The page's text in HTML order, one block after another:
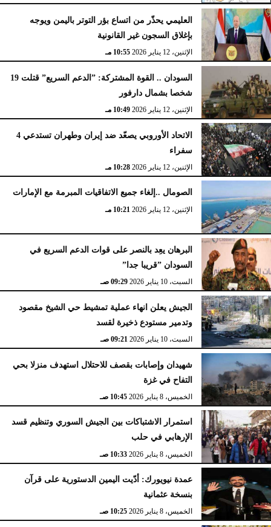
العليمي يحذّر من اتساع بؤر التوتر باليمن ويوجه
بإغلاق السجون غير القانونية
الإثنين، 12 يناير 2026 10:55 مـ
السودان .. القوة المشتركة: ”الدعم السريع” قتلت 19
شخصا بشمال دارفور
الإثنين، 12 يناير 2026 10:49 مـ
الاتحاد الأوروبي يصعّد ضد إيران وطهران تستدعي 4
سفراء
الإثنين، 12 يناير 2026 10:28 مـ
الصومال ..إلغاء جميع الاتفاقيات المبرمة مع الإمارات
الإثنين، 12 يناير 2026 10:21 مـ
البرهان يعِد بالنصر على قوات الدعم السريع في
السودان ”قريبا جدا”
السبت، 10 يناير 2026 09:29 صـ
الجيش يعلن انهاء عملية تمشيط حي الشيخ مقصود
وتدمير مستودع ذخيرة لقسد
السبت، 10 يناير 2026 09:21 صـ
شهيدان وإصابات بقصف للاحتلال استهدف منزلا بحي
التفاح في غزة
الخميس، 8 يناير 2026 10:45 صـ
استمرار الاشتباكات بين الجيش السوري وتنظيم قسد
الإرهابي في حلب
الخميس، 8 يناير 2026 10:33 صـ
عمدة نيويورك: أدّيت اليمين الدستورية على قرآن
بنسخة عثمانية
الخميس، 8 يناير 2026 10:25 صـ